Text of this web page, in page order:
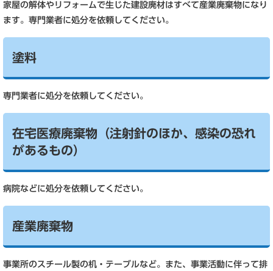
家屋の解体やリフォームで生じた建設廃材はすべて産業廃棄物になり
ます。専門業者に処分を依頼してください。
塗料
専門業者に処分を依頼してください。
在宅医療廃棄物（注射針のほか、感染の恐れ
があるもの）
病院などに処分を依頼してください。
産業廃棄物
事業所のスチール製の机・テーブルなど。また、事業活動に伴って排